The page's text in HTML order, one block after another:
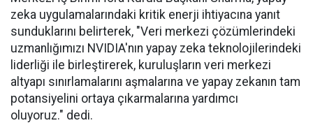
zeka uygulamalarındaki kritik enerji ihtiyacına yanıt
sunduklarını belirterek, "Veri merkezi çözümlerindeki
uzmanlığımızı NVIDIA'nın yapay zeka teknolojilerindeki
liderliği ile birleştirerek, kuruluşların veri merkezi
altyapı sınırlamalarını aşmalarına ve yapay zekanın tam
potansiyelini ortaya çıkarmalarına yardımcı
oluyoruz." dedi.